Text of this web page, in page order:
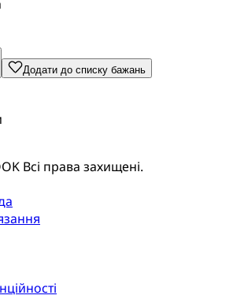
Додати до списку бажань
Всі права захищені.